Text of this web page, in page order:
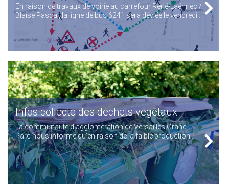
En raison de travaux de voirie au carrefour René-Laënnec /
Blaise Pascal, la ligne de bus 6241 sera déviée le vendredi...
Infos collecte des déchets végétaux
La communauté d’agglomération de Versailles Grand
Parc nous informe qu’en raison de la faible production...